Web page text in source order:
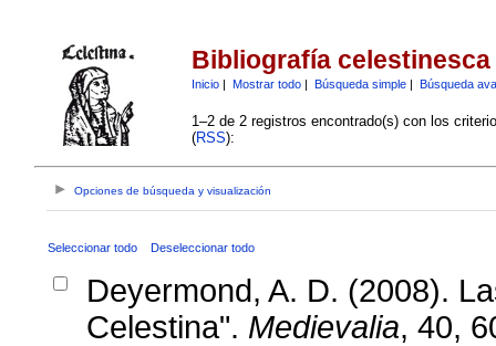
Bibliografía celestinesca
Inicio| Mostrar todo| Búsqueda simple| Búsqueda
1–2 de 2 registros encontrado(s) con los
(RSS):
Opciones de búsqueda y visualización
Seleccionar todo Deseleccionar todo
Deyermond, A. D. (2008).
Celestina". Medievalia, 40,